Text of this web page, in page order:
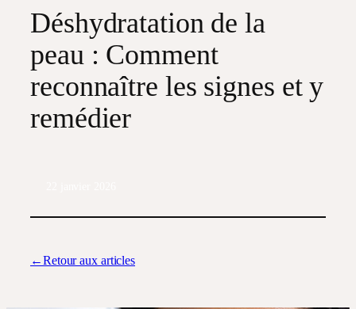
Déshydratation de la
peau : Comment
reconnaître les signes et y
remédier
←Retour aux articles